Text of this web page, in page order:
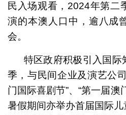
民入场观看，2024年第二
演的本澳人口中，逾八成
会。
特区政府积极引入国
季，与民间企业及演艺公
门国际喜剧节”、“第一届澳
暑假期间亦举办首届国际